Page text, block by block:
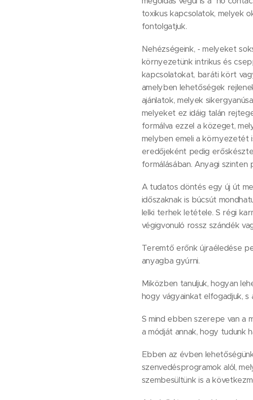
toxikus kapcsolatok, melyek
fontolgatjuk.
Nehézségeink, - melyeket
környezetünk intrikus és
kapcsolatokat, baráti kört
amelyben lehetőségek
ajánlatok, melyek
melyeket ez idáig talán
formálva ezzel a közeget,
melyben emeli a környezetét
eredőjeként pedig
formálásában. Anyagi
A tudatos döntés egy új út
időszaknak is búcsút
lelki terhek letétele. S régi
végigvonuló rossz szándék
Teremtő erőnk újraéledése
anyagba gyúrni.
Miközben tanuljuk, hogyan
hogy vágyainkat elfogadjuk,
S mind ebben szerepe van a
a módját annak, hogy tudunk
Ebben az évben
szenvedésprogramok alól,
szembesültünk is a